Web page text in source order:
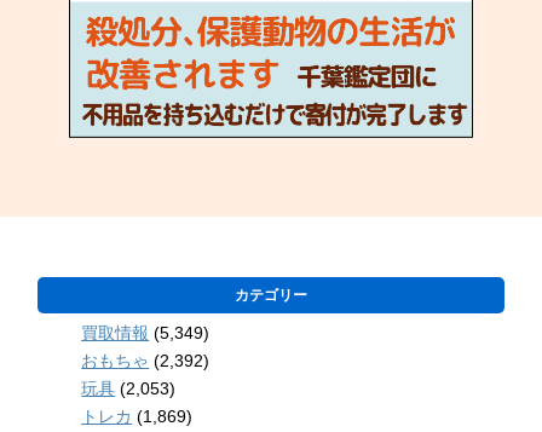
カテゴリー
買取情報 (5,349)
おもちゃ (2,392)
玩具 (2,053)
トレカ (1,869)